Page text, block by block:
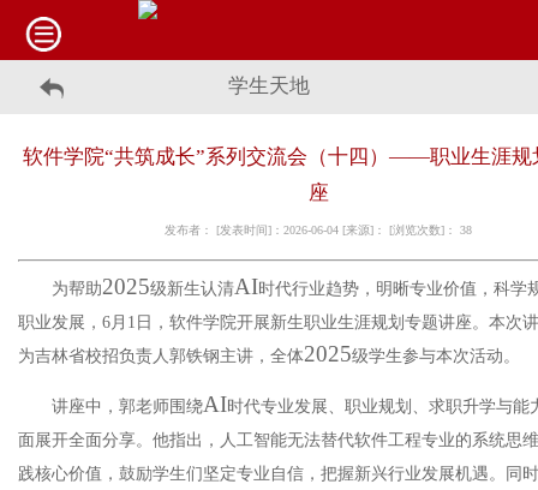
学生天地
软件学院“共筑成长”系列交流会（十四）——职业生涯规
座
发布者： [发表时间]：2026-06-04 [来源]： [浏览次数]： 38
为帮助2025级新生认清AI时代行业趋势，明晰专业价值，科学
职业发展， 6月 1 日，软件学院开展新生职业生涯规划 专题讲座。本次
为吉林省校招负责人郭铁钢主讲，全体2025级学生参与本次活动。
讲座中，郭老师围绕AI时代专业发展、职业规划、求职升学与能
面展开全面分享。他指出，人工智能无法替代软件工程专业的系统思
践核心价值，鼓励学生们坚定专业自信，把握新兴行业发展机遇。同